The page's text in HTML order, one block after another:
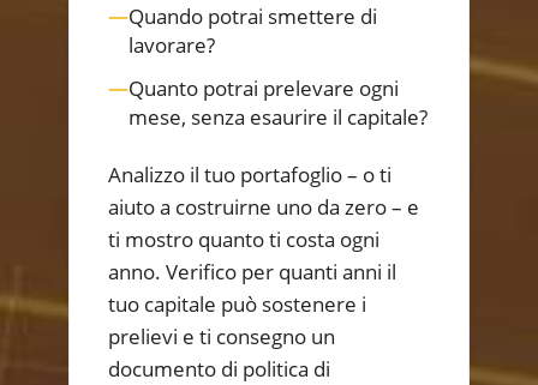
—Quando potrai smettere di
lavorare?
—Quanto potrai prelevare ogni
mese, senza esaurire il capitale?
Analizzo il tuo portafoglio – o ti
aiuto a costruirne uno da zero – e
ti mostro quanto ti costa ogni
anno. Verifico per quanti anni il
tuo capitale può sostenere i
prelievi e ti consegno un
documento di politica di